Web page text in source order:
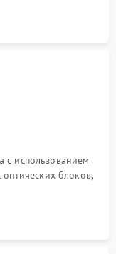
байонета.
с использованием
блоков,
положения
центровки при